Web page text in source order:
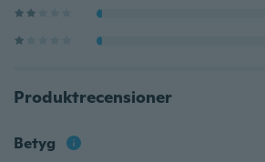
Produktrecensioner
Betyg